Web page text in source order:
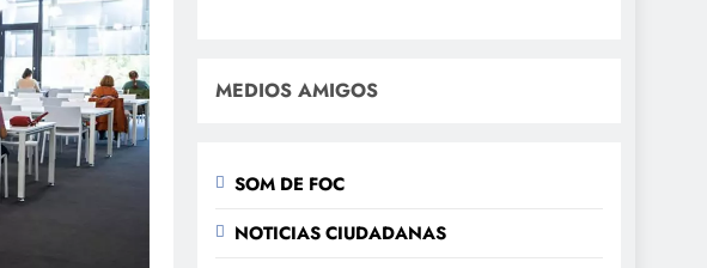
MEDIOS AMIGOS
SOM DE FOC
NOTICIAS CIUDADANAS